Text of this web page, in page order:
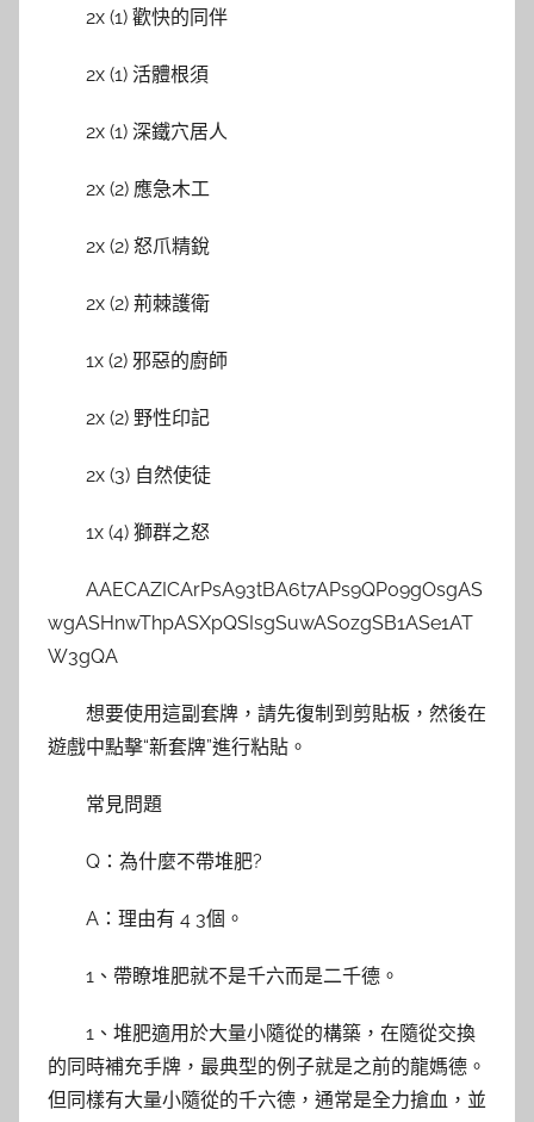
2x (1) 歡快的同伴
2x (1) 活體根須
2x (1) 深鐵穴居人
2x (2) 應急木工
2x (2) 怒爪精銳
2x (2) 荊棘護衛
1x (2) 邪惡的廚師
2x (2) 野性印記
2x (3) 自然使徒
1x (4) 獅群之怒
AAECAZICArPsA93tBA6t7APs9QP09gOsgAS
wgASHnwThpASXpQSIsgSuwASozgSB1ASe1AT
W3gQA
想要使用這副套牌，請先復制到剪貼板，然後在
遊戲中點擊“新套牌”進行粘貼。
常見問題
Q：為什麼不帶堆肥?
A：理由有 4 3個。
1、帶瞭堆肥就不是千六而是二千德。
1、堆肥適用於大量小隨從的構築，在隨從交換
的同時補充手牌，最典型的例子就是之前的龍媽德。
但同樣有大量小隨從的千六德，通常是全力搶血，並